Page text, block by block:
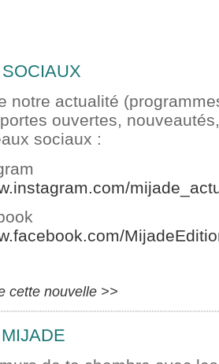
notre actualité
ouvertes,
sociaux :
cette nouvelle >>